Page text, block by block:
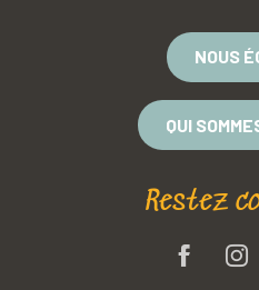
NOUS
QUI
Restez